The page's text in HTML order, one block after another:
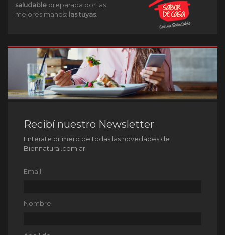
saludable preparada por las
mejores manos: las tuyas.
Recibí nuestro Newsletter
Enterate primero de todas las novedades de
Biennatural.com.ar
Email
Nombre